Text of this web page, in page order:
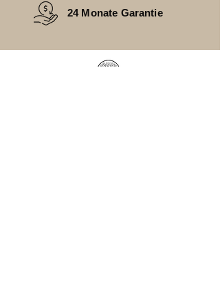
24 Monate Garantie